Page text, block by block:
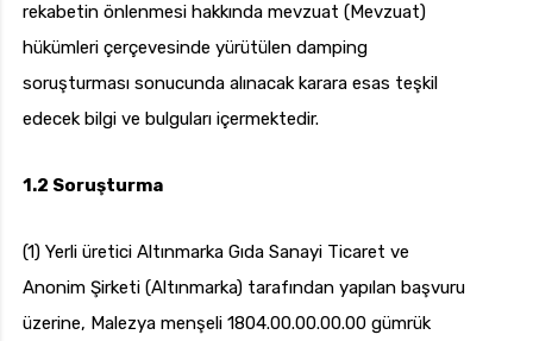
rekabetin önlenmesi hakkında mevzuat (Mevzuat)
hükümleri çerçevesinde yürütülen damping
soruşturması sonucunda alınacak karara esas teşkil
edecek bilgi ve bulguları içermektedir.
1.2 Soruşturma
(1) Yerli üretici Altınmarka Gıda Sanayi Ticaret ve
Anonim Şirketi (Altınmarka) tarafından yapılan başvuru
üzerine, Malezya menşeli 1804.00.00.00.00 gümrük